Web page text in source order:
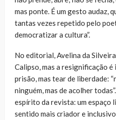
mas ponte. É um gesto audaz,
tantas vezes repetido pelo
democratizar a cultura”.
No editorial, Avelina da
Calipso, mas a resignificação é
prisão, mas tear de liberdade:
ninguém, mas de acolher
espírito da revista: um espaço
sentido mais criador e